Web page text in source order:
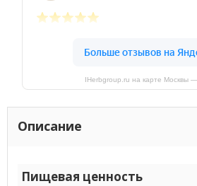
IHerbgroup.ru на карте Москвы
Описание
Пищевая ценность